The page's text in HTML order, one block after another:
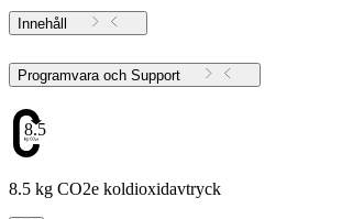
Innehåll
Programvara och Support
8.5
8.5 kg CO2e koldioxidavtryck